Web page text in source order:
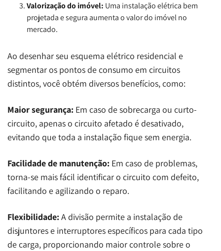
Valorização do imóvel: Uma instalação elétrica bem
projetada e segura aumenta o valor do imóvel no
mercado.
Ao desenhar seu esquema elétrico residencial e
segmentar os pontos de consumo em circuitos
distintos, você obtém diversos benefícios, como:
Maior segurança: Em caso de sobrecarga ou curto-
circuito, apenas o circuito afetado é desativado,
evitando que toda a instalação fique sem energia.
Facilidade de manutenção: Em caso de problemas,
torna-se mais fácil identificar o circuito com defeito,
facilitando e agilizando o reparo.
Flexibilidade: A divisão permite a instalação de
disjuntores e interruptores específicos para cada tipo
de carga, proporcionando maior controle sobre o